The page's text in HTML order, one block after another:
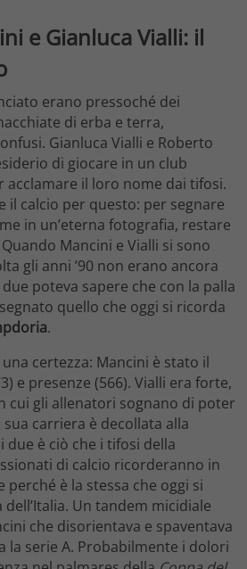
e Gianluca Vialli: il
erano pressoché dei
di erba e terra,
Gianluca Vialli e Roberto
di giocare in un club
acclamare il loro nome dai tifosi.
il calcio per questo: per segnare
in un’eterna fotografia, restare
Mancini e Vialli si sono
gli anni ’90 non erano ancora
poteva sapere che con la palla
quello che oggi si ricorda
.
certezza: Mancini è stato il
e presenze (566). Vialli era forte,
cui gli allenatori sognano di poter
carriera è decollata alla
due è ciò che i tifosi della
di calcio ricorderanno in
perché è la stessa che oggi si
Un tandem micidiale
che disorientava e spaventava
la serie A. Probabilmente i dolori